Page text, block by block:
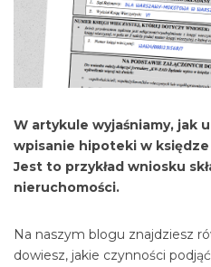
W artykule wyjaśniamy, jak
wpisanie hipoteki w
Jest to przykład wniosku
nieruchomości.
Na naszym blogu znajdziesz
dowiesz, jakie czynności